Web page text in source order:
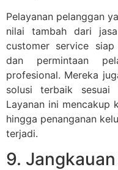
Pelayanan pelanggan
nilai tambah dari
customer service
dan permintaan
profesional. Mereka
solusi terbaik sesuai
Layanan ini mencakup
hingga penanganan
terjadi.
9.